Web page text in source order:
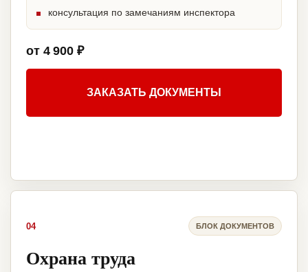
консультация по замечаниям инспектора
от 4 900 ₽
ЗАКАЗАТЬ ДОКУМЕНТЫ
04 БЛОК ДОКУМЕНТОВ
Охрана труда